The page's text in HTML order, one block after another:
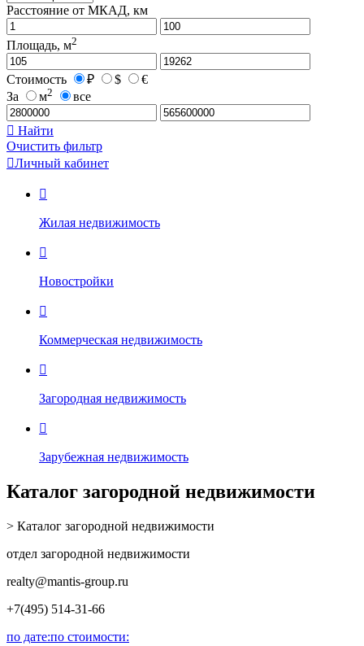
Расстояние от МКАД, км
Площадь, м2
Стоимость ₽ $
€
За
м2 все
 Найти
Очистить фильтр
Личный кабинет

Жилая недвижимость

Новостройки

Коммерческая недвижимость

Загородная недвижимость

Зарубежная недвижимость
Каталог загородной недвижимости
> Каталог загородной недвижимости
отдел загородной недвижимости
realty@mantis-group.ru
+7(495) 514-31-66
по дате:по стоимости: